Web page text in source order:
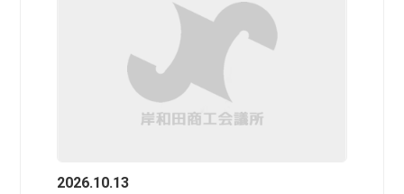
2026.10.13